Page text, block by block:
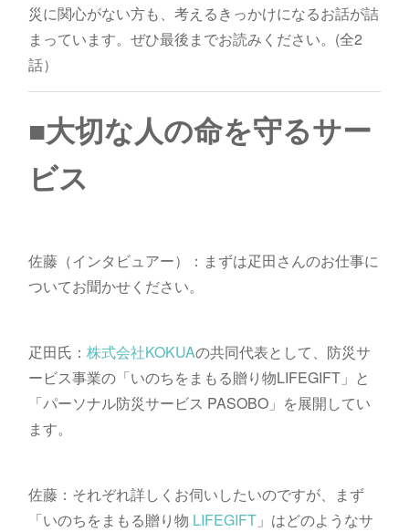
災に関心がない方も、考えるきっかけになるお話が詰
まっています。ぜひ最後までお読みください。(全2
話）
■大切な人の命を守るサー
ビス
佐藤（インタビュアー）：まずは疋田さんのお仕事に
ついてお聞かせください。
疋田氏： 株式会社KOKUAの共同代表として、防災サ
ービス事業の「いのちをまもる贈り物LIFEGIFT」と
「パーソナル防災サービス PASOBO」を展開してい
ます。
佐藤：それぞれ詳しくお伺いしたいのですが、まず
「いのちをまもる贈り物 LIFEGIFT」はどのようなサ